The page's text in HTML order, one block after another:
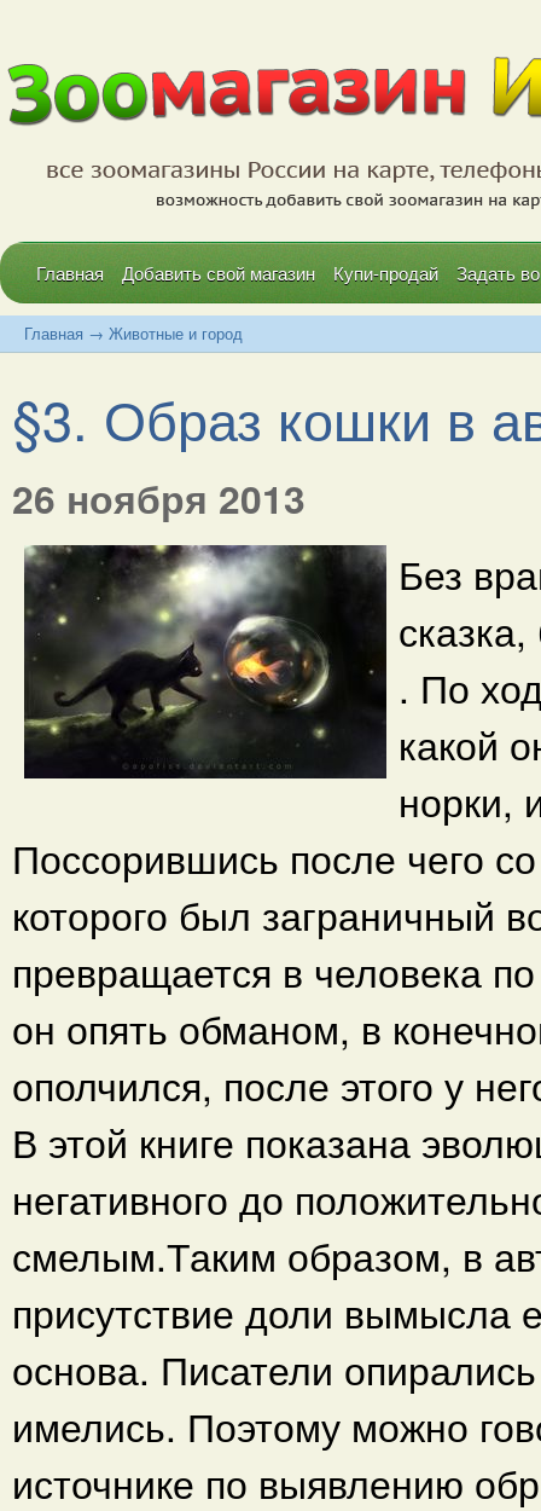
Главная Добавить свой магазин Купи-продай Задать
Главная → Животные и город
§3. Образ кошки в
26 ноября 2013
Без
. По
какой
норки,
Поссорившись после чего
которого был заграничный
превращается в человека
он опять обманом, в
ополчился, после этого у
В этой книге показана
негативного до
смелым.Таким образом, в
присутствие доли вымысла
основа. Писатели
имелись. Поэтому можно
источнике по выявлению